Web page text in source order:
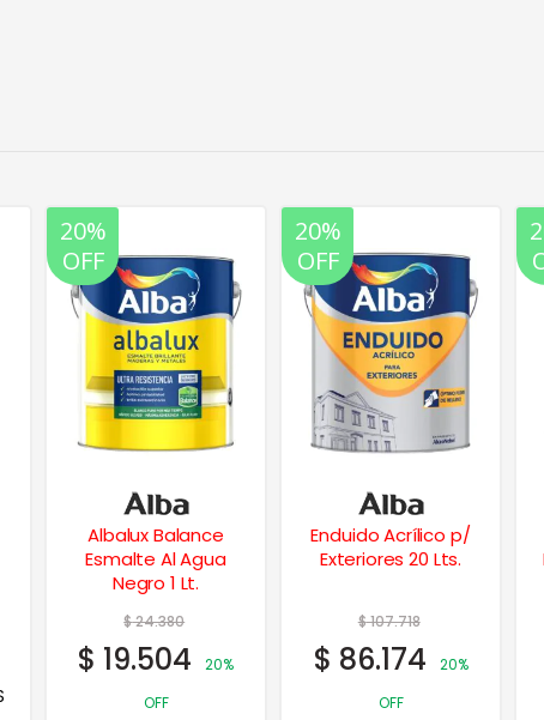
20%
OFF
Enduido Acrílico p/
Exteriores 20 Lts.
$107.718
$ 86.174
20%
OFF
20%
OFF
Tanques
Impermeabilizante
$129.789
$103.831
20%
OFF